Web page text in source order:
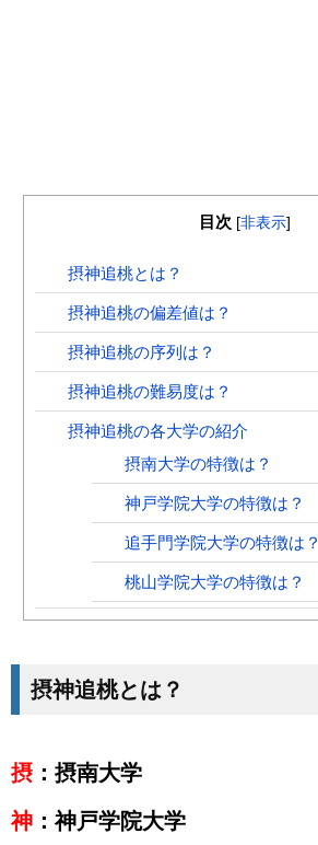
目次 [非表示]
摂神追桃とは？
摂神追桃の偏差値は？
摂神追桃の序列は？
摂神追桃の難易度は？
摂神追桃の各大学の紹介
摂南大学の特徴は？
神戸学院大学の特徴は？
追手門学院大学の特徴は？
桃山学院大学の特徴は？
摂神追桃とは？
摂 ：摂南大学
神 ：神戸学院大学